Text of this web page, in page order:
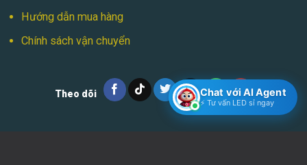
Hướng dẫn mua hàng
Chính sách vận chuyển
Theo dõi Chat với AI Agent
⚡ Tư vấn LED sỉ ngay